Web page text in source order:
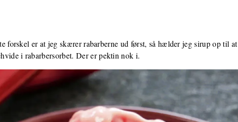
forskel er at jeg skærer rabarberne ud først, så hælder jeg sirup op til at
i rabarbersorbet. Der er pektin nok i.